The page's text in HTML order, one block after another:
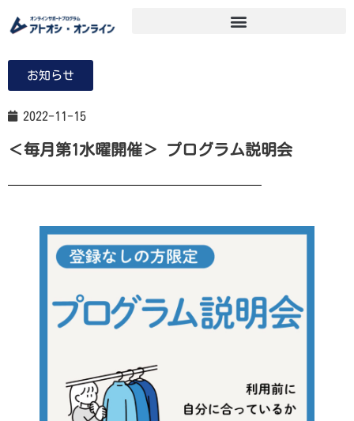
お知らせ
2022-11-15
＜毎月第1水曜開催＞ プログラム説明会